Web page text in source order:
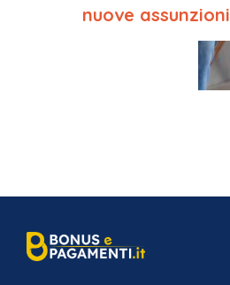
nuove assunzioni